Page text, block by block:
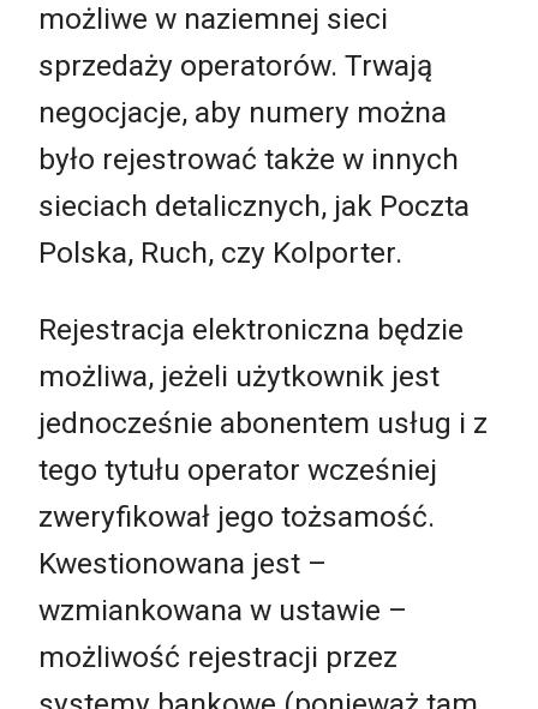
możliwe w naziemnej sieci
sprzedaży operatorów. Trwają
negocjacje, aby numery można
było rejestrować także w innych
sieciach detalicznych, jak Poczta
Polska, Ruch, czy Kolporter.
Rejestracja elektroniczna będzie
możliwa, jeżeli użytkownik jest
jednocześnie abonentem usług i z
tego tytułu operator wcześniej
zweryfikował jego tożsamość.
Kwestionowana jest –
wzmiankowana w ustawie –
możliwość rejestracji przez